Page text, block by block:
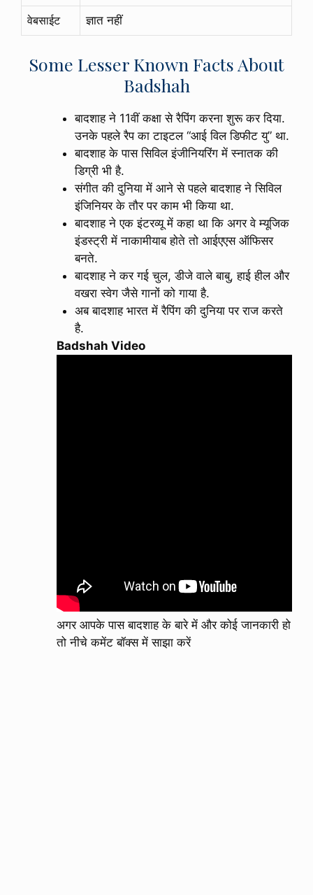
वेबसाईट ज्ञात नहीं
Some Lesser Known Facts About
Badshah
बादशाह ने 11वीं कक्षा से रैपिंग करना शुरू कर दिया.
उनके पहले रैप का टाइटल “आई विल डिफीट यु” था.
बादशाह के पास सिविल इंजीनियरिंग में स्नातक की
डिग्री भी है.
संगीत की दुनिया में आने से पहले बादशाह ने सिविल
इंजिनियर के तौर पर काम भी किया था.
बादशाह ने एक इंटरव्यू में कहा था कि अगर वे म्यूजिक
इंडस्ट्री में नाकामीयाब होते तो आईएएस ऑफिसर
बनते.
बादशाह ने कर गई चुल, डीजे वाले बाबु, हाई हील और
वखरा स्वेग जैसे गानों को गाया है.
अब बादशाह भारत में रैपिंग की दुनिया पर राज करते
है.
Badshah Video
अगर आपके पास बादशाह के बारे में और कोई जानकारी हो
तो नीचे कमेंट बॉक्स में साझा करें